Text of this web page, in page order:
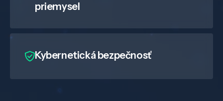
priemysel
Kybernetická bezpečnosť